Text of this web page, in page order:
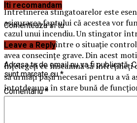
Întretinerea stingatoarelor este
asigurarea faptului că acestea vor
cazul unui incendiu. Un stingator
face diferența între o situație
avea consecințe grave. Din acest
înțelegeți ce înseamnă să întrețineți
să urmați pașii necesari pentru a vă
întotdeauna în stare bună de
Iti recomandam
Comenteaza si tu
Leave a Reply
Adresa ta de email nu va fi publicată.
sunt marcate cu*
Comentariu*